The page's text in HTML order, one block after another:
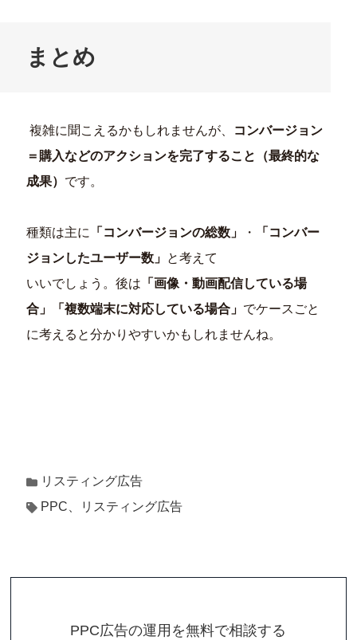
まとめ
複雑に聞こえるかもしれませんが、 コンバージョン
＝購入などのアクションを完了すること（最終的な
成果） です。
種類は主に 「コンバージョンの総数」 ・
「コンバー
ジョンしたユーザー数」 と考えて
いいでしょう。後は 「画像・動画配信している場
合」
「複数端末に対応している場合」 でケースごと
に考えると分かりやすいかもしれませんね。
リスティング広告
PPC、リスティング広告
PPC広告の運用を無料で相談する